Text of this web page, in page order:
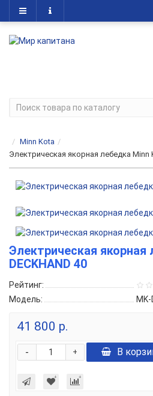
Minn Kota
Электрическая якорная лебедка Minn
Электрическая якорная
DECKHAND 40
Рейтинг:
Модель:
MK-
41 800 р.
+
- В